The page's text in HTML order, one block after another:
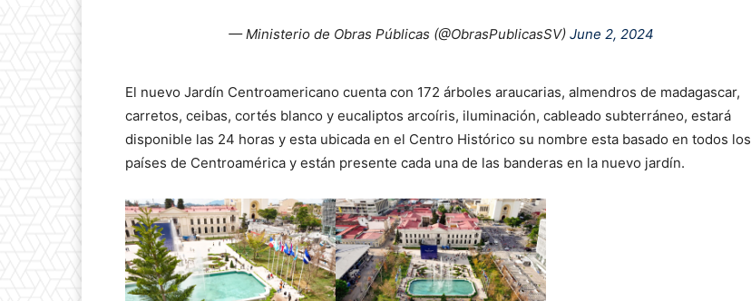
— Ministerio de Obras Públicas (@ObrasPublicasSV) June 2, 2024
El nuevo Jardín Centroamericano cuenta con 172 árboles araucarias, almendros de madagascar,
carretos, ceibas, cortés blanco y eucaliptos arcoíris, iluminación, cableado subterráneo, estará
disponible las 24 horas y esta ubicada en el Centro Histórico su nombre esta basado en todos los
países de Centroamérica y están presente cada una de las banderas en la nuevo jardín.